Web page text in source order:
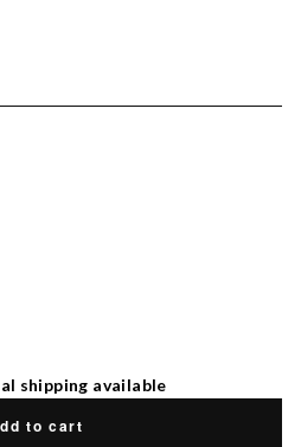
shipping available
to cart